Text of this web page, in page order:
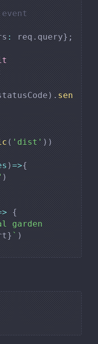
: req.query};
).sen
('dist'))
)=>{
)
{
garden
}`)